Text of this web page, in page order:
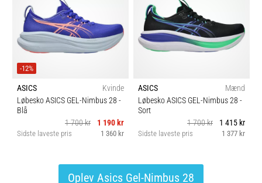
-12%
ASICS
Kvinde
Løbesko ASICS GEL-Nimbus 28 -
Blå
1 700 kr
1 190 kr
Sidste laveste pris 1 360 kr
ASICS
Mænd
Løbesko ASICS GEL-Nimbus 28 -
Sort
1 700 kr
1 415 kr
Sidste laveste pris 1 377 kr
Oplev Asics Gel-Nimbus 28